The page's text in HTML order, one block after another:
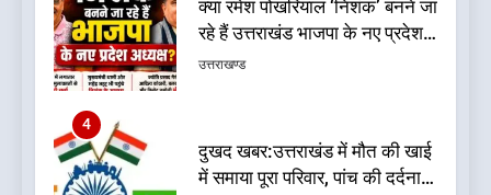
दुखद खबर:उत्तराखंड में मौत की खाई
में समाया पूरा परिवार, पांच की दर्दनाक
मौत
उत्तराखण्ड
5
कृष्णा हाउसकीपिंग के मालिक दीपक
जायसवाल विनोद नौटियाल आदि पर